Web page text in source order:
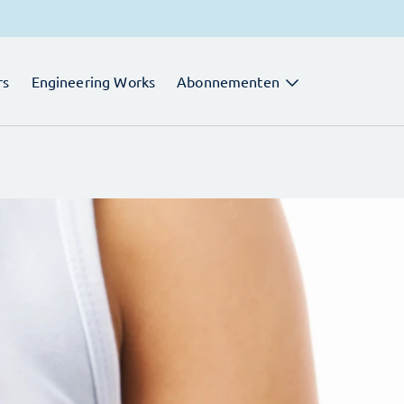
Engineering Works Abonnementen